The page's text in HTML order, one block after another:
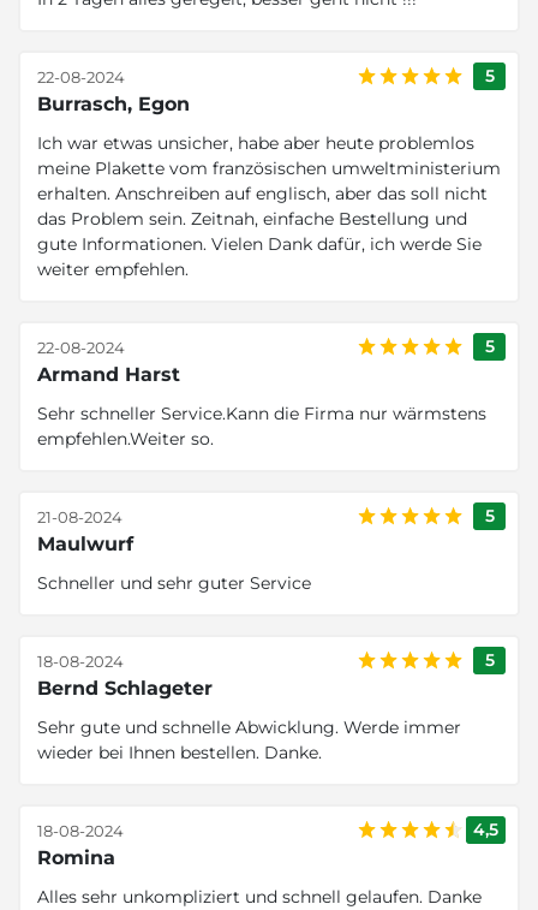
5
Burrasch, Egon
22-08-2024
Ich war etwas unsicher, habe aber heute problemlos
meine Plakette vom französischen umweltministerium
erhalten. Anschreiben auf englisch, aber das soll nicht
das Problem sein. Zeitnah, einfache Bestellung und
gute Informationen. Vielen Dank dafür, ich werde Sie
weiter empfehlen.
5
Armand Harst
22-08-2024
Sehr schneller Service.Kann die Firma nur wärmstens
empfehlen.Weiter so.
5
Maulwurf
21-08-2024
Schneller und sehr guter Service
5
Bernd Schlageter
18-08-2024
Sehr gute und schnelle Abwicklung. Werde immer
wieder bei Ihnen bestellen. Danke.
4,5
Romina
18-08-2024
Alles sehr unkompliziert und schnell gelaufen. Danke